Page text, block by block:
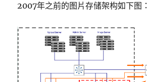
2007年之前的图片存储架构如下图：